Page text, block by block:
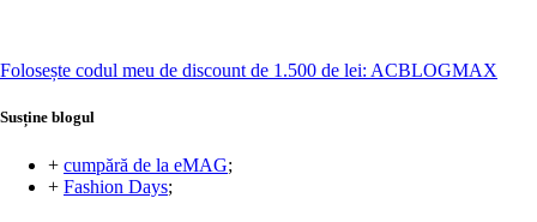
Folosește codul meu de discount de 1.500 de lei: ACBLOGMAX
Susține blogul
+ cumpără de la eMAG;
+ Fashion Days;